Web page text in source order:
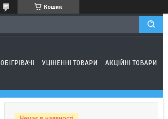
Кошик
ОБІГРІВАЧІ УЦІНЕННІ ТОВАРИ АКЦІЙНІ ТОВАРИ